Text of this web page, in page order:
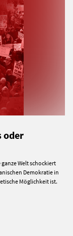
oder
Welt schockiert
Demokratie in
Möglichkeit ist.